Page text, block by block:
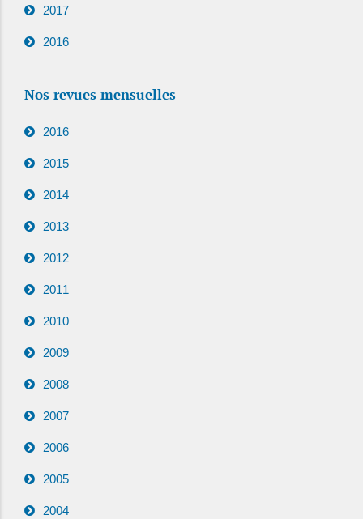
2017
2016
Nos revues mensuelles
2016
2015
2014
2013
2012
2011
2010
2009
2008
2007
2006
2005
2004